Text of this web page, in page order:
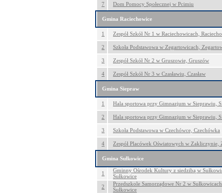
7 Dom Pomocy Społecznej w Pcimiu
Gmina Raciechowice
1 Zespół Szkół Nr 1 w Raciechowicach,
2 Szkoła Podstawowa w Zegartowicach,
3 Zespół Szkół Nr 2 w Gruszowie, Gruszów
4 Zespół Szkół Nr 3 w Czasławiu, Czasław
Gmina Siepraw
1 Hala sportowa przy Gimnazjum w Sieprawiu,
2 Hala sportowa przy Gimnazjum w Sieprawiu,
3 Szkoła Podstawowa w Czechówce, Czechówka
4 Zespół Placówek Oświatowych w Zakliczynie,
Gmina Sułkowice
1
Gminny Ośrodek Kultury z siedzibą w
Sułkowice
2
Przedszkole Samorządowe Nr 2 w
Sułkowice